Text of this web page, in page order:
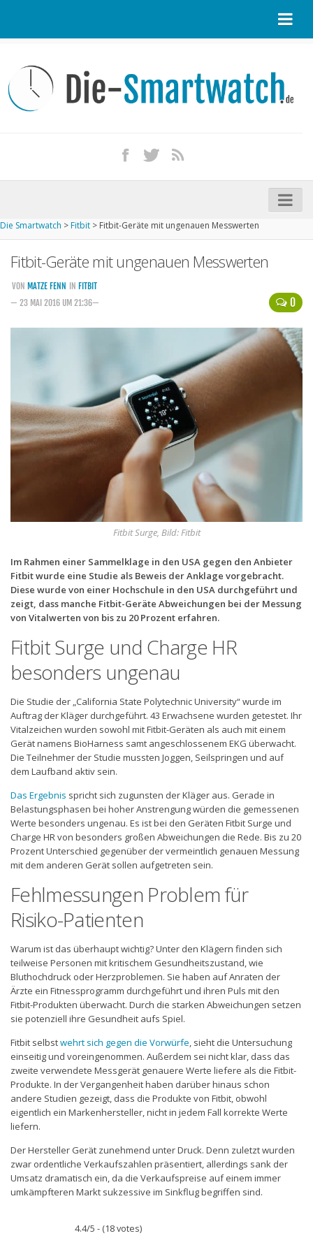
Kontakt / Tipp geben
Impressum
iPhone kaufen
Startseite
Aktuelle Smartwatches im Test
Kommende Smartwatches
Smartphonetarife
Datentarife
o2
Smartphonetarife
Prepaid-Tarife
Datentarife
Flatrate-Prepaidtarife
Mobilfunk-Tarifrechner
Flatrate-Datentarife
Die Smartwatch >Fitbit > Fitbit-Geräte mit ungenauen Messwerten
Fitbit-Geräte mit ungenauen Messwerten
0
VON MATZE FENN IN FITBIT
— 23 MAI 2016 UM 21:36—
Fitbit Surge, Bild: Fitbit
Im Rahmen einer Sammelklage in den USA gegen den Anbieter
Fitbit wurde eine Studie als Beweis der Anklage vorgebracht.
Diese wurde von einer Hochschule in den USA durchgeführt und
zeigt, dass manche Fitbit-Geräte Abweichungen bei der Messung
von Vitalwerten von bis zu 20 Prozent erfahren.
Fitbit Surge und Charge HR
besonders ungenau
Die Studie der „California State Polytechnic University“ wurde im
Auftrag der Kläger durchgeführt. 43 Erwachsene wurden getestet. Ihr
Vitalzeichen wurden sowohl mit Fitbit-Geräten als auch mit einem
Gerät namens BioHarness samt angeschlossenem EKG überwacht.
Die Teilnehmer der Studie mussten Joggen, Seilspringen und auf
dem Laufband aktiv sein.
Das Ergebnis spricht sich zugunsten der Kläger aus. Gerade in
Belastungsphasen bei hoher Anstrengung würden die gemessenen
Werte besonders ungenau. Es ist bei den Geräten Fitbit Surge und
Charge HR von besonders großen Abweichungen die Rede. Bis zu 20
Prozent Unterschied gegenüber der vermeintlich genauen Messung
mit dem anderen Gerät sollen aufgetreten sein.
Fehlmessungen Problem für
Risiko-Patienten
Warum ist das überhaupt wichtig? Unter den Klägern finden sich
teilweise Personen mit kritischem Gesundheitszustand, wie
Bluthochdruck oder Herzproblemen. Sie haben auf Anraten der
Ärzte ein Fitnessprogramm durchgeführt und ihren Puls mit den
Fitbit-Produkten überwacht. Durch die starken Abweichungen setzen
sie potenziell ihre Gesundheit aufs Spiel.
Fitbit selbstwehrt sich gegen die Vorwürfe, sieht die Untersuchung
einseitig und voreingenommen. Außerdem sei nicht klar, dass das
zweite verwendete Messgerät genauere Werte liefere als die Fitbit-
Produkte. In der Vergangenheit haben darüber hinaus schon
andere Studien gezeigt, dass die Produkte von Fitbit, obwohl
eigentlich ein Markenhersteller, nicht in jedem Fall korrekte Werte
liefern.
Der Hersteller Gerät zunehmend unter Druck. Denn zuletzt wurden
zwar ordentliche Verkaufszahlen präsentiert, allerdings sank der
Umsatz dramatisch ein, da die Verkaufspreise auf einem immer
umkämpfteren Markt sukzessive im Sinkflug begriffen sind.
4.4/5 - (18 votes)